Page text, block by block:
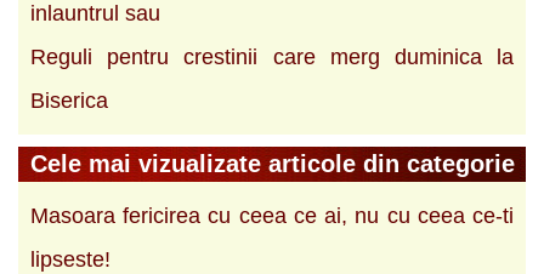
inlauntrul sau
Reguli pentru crestinii care merg duminica la
Biserica
Cele mai vizualizate articole din categorie
Masoara fericirea cu ceea ce ai, nu cu ceea ce-ti
lipseste!